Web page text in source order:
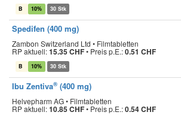
B 10% 30 Stk
Spedifen (400 mg)
Zambon Switzerland Ltd • Filmtabletten
RP aktuell:15.35 CHF• Preis p.E.:0.51 CHF
B 10% 30 Stk
Ibu Zentiva® (400 mg)
Helvepharm AG • Filmtabletten
RP aktuell:10.85 CHF• Preis p.E.:0.54 CHF